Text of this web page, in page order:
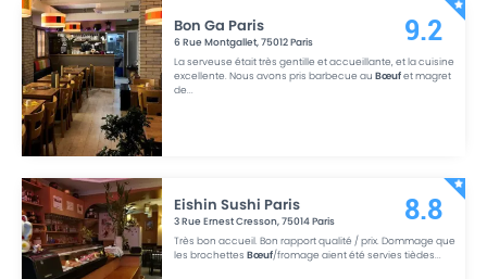
Bon Ga Paris
6 Rue Montgallet,75012Paris
La serveuse était très gentille et accueillante, et la cuisine
excellente. Nous avons pris barbecue auBœufet magret
de...
9.2
Eishin Sushi Paris
3 Rue Ernest Cresson,75014Paris
Très bon accueil. Bon rapport qualité / prix. Dommage que
les brochettesBœuf/fromage aient été servies tièdes...
8.8